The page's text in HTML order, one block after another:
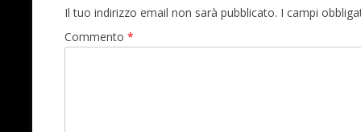
Il tuo indirizzo email non sarà pubblicato. I campi
Commento *